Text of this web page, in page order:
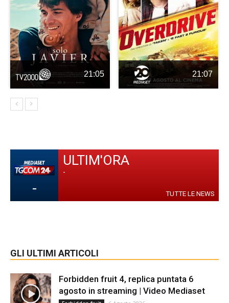
21:05 21:07
-
ULTIM'ORA
-
TUTTE LE NEWS
GLI ULTIMI ARTICOLI
Forbidden fruit 4, replica puntata 6
agosto in streaming | Video Mediaset